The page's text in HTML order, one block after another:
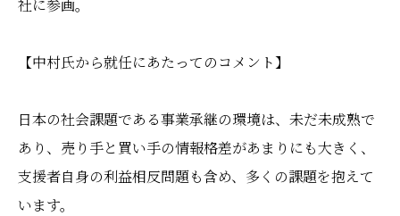
社に参画。
【中村氏から就任にあたってのコメント】
日本の社会課題である事業承継の環境は、未だ未成熟で
あり、売り手と買い手の情報格差があまりにも大きく、
支援者自身の利益相反問題も含め、多くの課題を抱えて
います。